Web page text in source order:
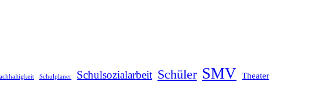
Schulplaner Schulsozialarbeit Schüler SMV Theater